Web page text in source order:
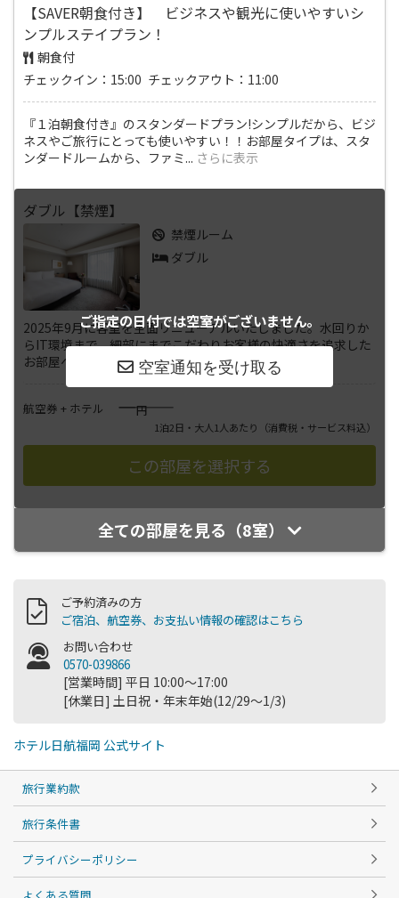
【SAVER朝食付き】 ビジネスや観光に使いやすいシ
ンプルステイプラン！
朝食付
チェックイン：15:00 チェックアウト：11:00
『１泊朝食付き』のスタンダードプラン!シンプルだから、ビジ
ネスやご旅行にとっても使いやすい！！お部屋タイプは、スタ
ンダードルームから、ファミ... さらに表示
ご指定の日付では空室がございません。
ダブル【禁煙】
禁煙ルーム
ダブル
2025年9月に客室を全面リニューアルいたしました。水回りか
らIT環境まで、細部にまでこだわりお客様の快適さを追求した
お部屋へと生まれ変わり...さらに表示
航空券 + ホテル ――――円
1泊2日・大人1人あたり （消費税・サービス料込）
全ての部屋を見る（8室）
ご予約済みの方
ご宿泊、航空券、お支払い情報の確認はこちら
お問い合わせ
0570-039866
[営業時間] 平日 10:00～17:00
[休業日] 土日祝・年末年始(12/29～1/3)
ホテル日航福岡 公式サイト
旅行業約款
旅行条件書
プライバシーポリシー
よくある質問